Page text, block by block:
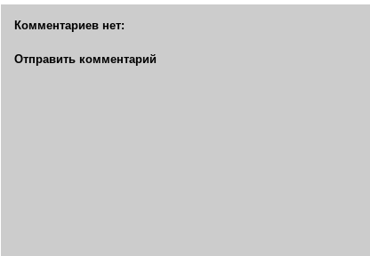
Комментариев нет:
Отправить комментарий